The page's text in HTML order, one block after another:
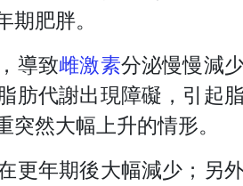
肥胖。
導致雌激素分泌慢慢減
肪代謝出現障礙，引起
然大幅上升的情形。
更年期後大幅減少；另